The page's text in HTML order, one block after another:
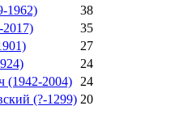
1962)
38
35
27
24
(1942-2004)
24
(?-1299) 20